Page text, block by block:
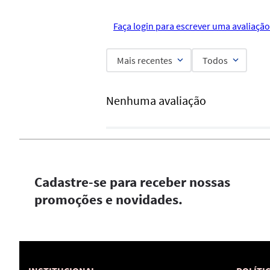
Faça login para escrever uma
Mais recentes Todos
Nenhuma avaliação
Cadastre-se para receber nossas
promoções e novidades.